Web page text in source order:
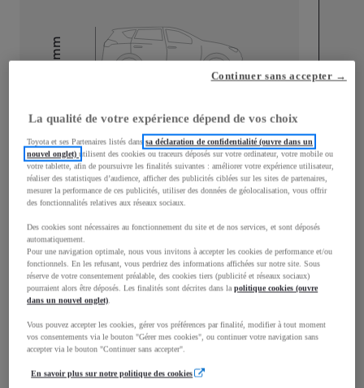
Longueur
3 940mm
mm
Largeur
Consommation mixte 3,8L/100 km
La qualité de votre expérience dépend de vos choix
Toyota et ses Partenaires listés danssa déclaration de confidentialité (ouvre dans un
nouvel onglet)utilisent des cookies ou traceurs déposés sur votre ordinateur, votre mobile ou
votre tablette, afin de poursuivre les finalités suivantes : améliorer votre expérience utilisateur,
réaliser des statistiques d’audience, afficher des publicités ciblées sur les sites de partenaires,
mesurer la performance de ces publicités, utiliser des données de géolocalisation, vous offrir
des fonctionnalités relatives aux réseaux sociaux.
Des cookies sont nécessaires au fonctionnement du site et de nos services, et sont déposés
automatiquement.
Pour une navigation optimale, nous vous invitons à accepter les cookies de performance et/ou
fonctionnels. En les refusant, vous perdriez des informations affichées sur notre site. Sous
réserve de votre consentement préalable, des cookies tiers (publicité et réseaux sociaux)
pourraient alors être déposés. Les finalités sont décrites dans lapolitique cookies (ouvre
dans un nouvel onglet).
Vous pouvez accepter les cookies, gérer vos préférences par finalité, modifier à tout moment
vos consentements via le bouton "Gérer mes cookies", ou continuer votre navigation sans
accepter via le bouton "Continuer sans accepter".
En savoir plus sur notre politique des cookies
Continuer sans accepter →